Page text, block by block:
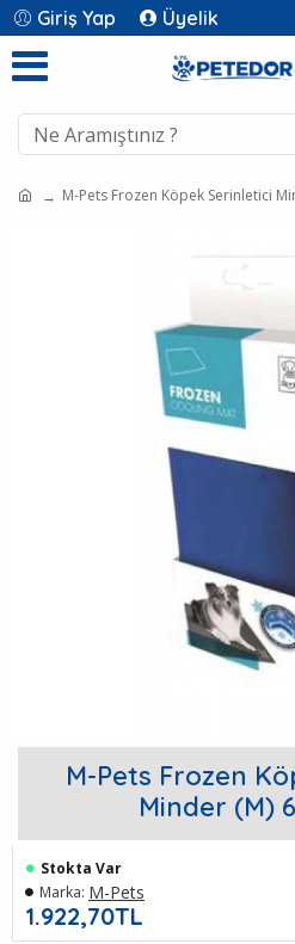
Giriş Yap Üyelik
M-Pets Frozen Köpek Serinletici
M-Pets Frozen
Minder (M)
1.922,70TL
Stokta Var
Marka: M-Pets